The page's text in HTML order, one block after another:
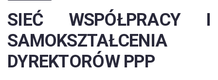
SIEĆ WSPÓŁPRACY I
SAMOKSZTAŁCENIA
DYREKTORÓW PPP